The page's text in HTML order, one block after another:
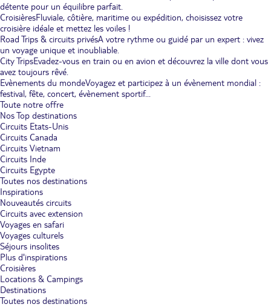
détente pour un équilibre parfait.
CroisièresFluviale, côtière, maritime ou expédition, choisissez votre
croisière idéale et mettez les voiles !
Road Trips & circuits privésA votre rythme ou guidé par un expert : vivez
un voyage unique et inoubliable.
City TripsEvadez-vous en train ou en avion et découvrez la ville dont vous
avez toujours rêvé.
Evènements du mondeVoyagez et participez à un évènement mondial :
festival, fête, concert, évènement sportif...
Toute notre offre
Nos Top destinations
Circuits Etats-Unis
Circuits Canada
Circuits Vietnam
Circuits Inde
Circuits Egypte
Toutes nos destinations
Inspirations
Nouveautés circuits
Circuits avec extension
Voyages en safari
Voyages culturels
Séjours insolites
Plus d'inspirations
Croisières
Locations & Campings
Destinations
Toutes nos destinations